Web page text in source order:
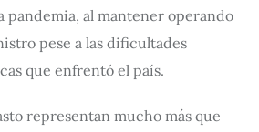
pandemia, al mantener operando
pese a las dificultades
que enfrentó el país.
representan mucho más que